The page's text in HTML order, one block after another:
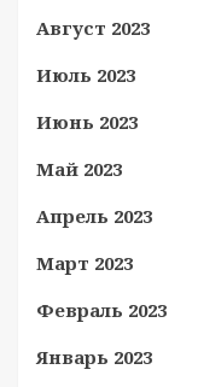
Август 2023
Июль 2023
Июнь 2023
Май 2023
Апрель 2023
Март 2023
Февраль 2023
Январь 2023